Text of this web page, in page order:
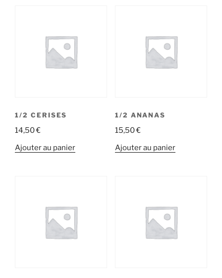
1/2 CERISES
14,50€
Ajouter au panier
1/2 ANANAS
15,50€
Ajouter au panier